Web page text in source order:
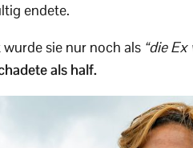
endete.
sie nur noch als “die
als half.